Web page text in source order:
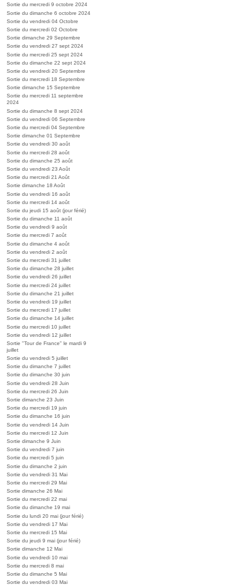
Sortie du mercredi 9 octobre 2024
Sortie du dimanche 6 octobre 2024
Sortie du vendredi 04 Octobre
Sortie du mercredi 02 Octobre
Sortie dimanche 29 Septembre
Sortie du vendredi 27 sept 2024
Sortie du mercredi 25 sept 2024
Sortie du dimanche 22 sept 2024
Sortie du vendredi 20 Septembre
Sortie du mercredi 18 Septembre
Sortie dimanche 15 Septembre
Sortie du mercredi 11 septembre
2024
Sortie du dimanche 8 sept 2024
Sortie du vendredi 06 Septembre
Sortie du mercredi 04 Septembre
Sortie dimanche 01 Septembre
Sortie du vendredi 30 août
Sortie du mercredi 28 août
Sortie du dimanche 25 août
Sortie du vendredi 23 Août
Sortie du mercredi 21 Août
Sortie dimanche 18 Août
Sortie du vendredi 16 août
Sortie du mercredi 14 août
Sortie du jeudi 15 août (jour férié)
Sortie du dimanche 11 août
Sortie du vendredi 9 août
Sortie du mercredi 7 août
Sortie du dimanche 4 août
Sortie du vendredi 2 août
Sortie du mercredi 31 juillet
Sortie du dimanche 28 juillet
Sortie du vendredi 26 juillet
Sortie du mercredi 24 juillet
Sortie du dimanche 21 juillet
Sortie du vendredi 19 juillet
Sortie du mercredi 17 juillet
Sortie du dimanche 14 juillet
Sortie du mercredi 10 juillet
Sortie du vendredi 12 juillet
Sortie "Tour de France" le mardi 9
juillet
Sortie du vendredi 5 juillet
Sortie du dimanche 7 juillet
Sortie du dimanche 30 juin
Sortie du vendredi 28 Juin
Sortie du mercredi 26 Juin
Sortie dimanche 23 Juin
Sortie du mercredi 19 juin
Sortie du dimanche 16 juin
Sortie du vendredi 14 Juin
Sortie du mercredi 12 Juin
Sortie dimanche 9 Juin
Sortie du vendredi 7 juin
Sortie du mercredi 5 juin
Sortie du dimanche 2 juin
Sortie du vendredi 31 Mai
Sortie du mercredi 29 Mai
Sortie dimanche 26 Mai
Sortie du mercredi 22 mai
Sortie du dimanche 19 mai
Sortie du lundi 20 mai (jour férié)
Sortie du vendredi 17 Mai
Sortie du mercredi 15 Mai
Sortie du jeudi 9 mai (jour férié)
Sortie dimanche 12 Mai
Sortie du vendredi 10 mai
Sortie du mercredi 8 mai
Sortie du dimanche 5 Mai
Sortie du vendredi 03 Mai